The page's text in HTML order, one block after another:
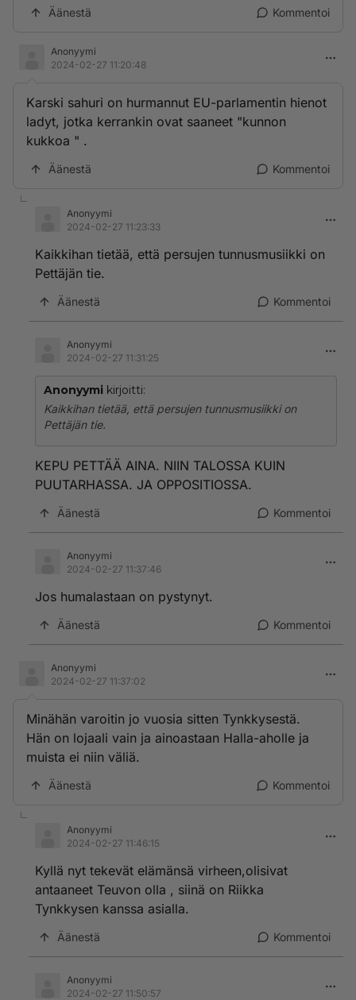
Äänestä Kommentoi
Anonyymi
2024-02-27 11:20:48
Karski sahuri on hurmannut EU-parlamentin hienot
ladyt, jotka kerrankin ovat saaneet "kunnon
kukkoa " .
Äänestä Kommentoi
Anonyymi
2024-02-27 11:23:33
Kaikkihan tietää, että persujen tunnusmusiikki on
Pettäjän tie.
Äänestä Kommentoi
Anonyymi
2024-02-27 11:31:25
Anonyymi kirjoitti:
Kaikkihan tietää, että persujen tunnusmusiikki on
Pettäjän tie.
KEPU PETTÄÄ AINA. NIIN TALOSSA KUIN
PUUTARHASSA. JA OPPOSITIOSSA.
Äänestä Kommentoi
Anonyymi
2024-02-27 11:37:46
Jos humalastaan on pystynyt.
Äänestä Kommentoi
Anonyymi
2024-02-27 11:37:02
Minähän varoitin jo vuosia sitten Tynkkysestä.
Hän on lojaali vain ja ainoastaan Halla-aholle ja
muista ei niin väliä.
Äänestä Kommentoi
Anonyymi
2024-02-27 11:46:15
Kyllä nyt tekevät elämänsä virheen,olisivat
antaaneet Teuvon olla , siinä on Riikka
Tynkkysen kanssa asialla.
Äänestä Kommentoi
Anonyymi
2024-02-27 11:50:57